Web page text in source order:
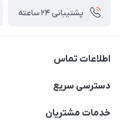
پشتیبانی ۲۴ ساعته
اطلاعات تماس
02177111474
دسترسی سریع
حساب کاربری
خدمات مشتریان